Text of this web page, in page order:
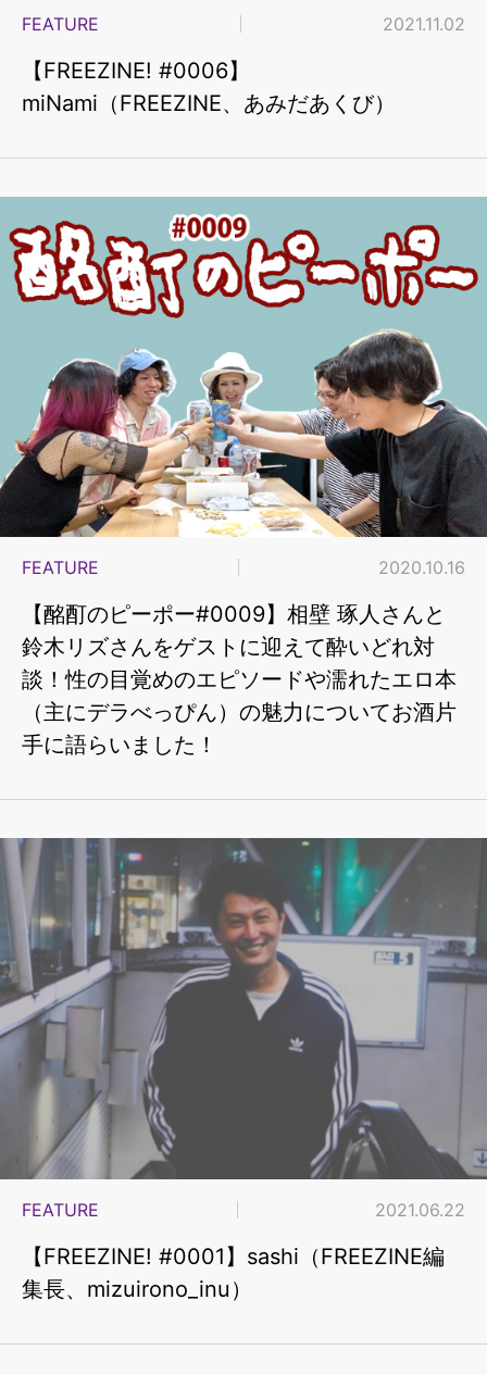
FEATURE 2021.11.02
【FREEZINE! #0006】
miNami（FREEZINE、あみだあくび）
FEATURE 2020.10.16
【酩酊のピーポー#0009】相壁 琢人さんと
鈴木リズさんをゲストに迎えて酔いどれ対
談！性の目覚めのエピソードや濡れたエロ本
（主にデラべっぴん）の魅力についてお酒片
手に語らいました！
FEATURE 2021.06.22
【FREEZINE! #0001】sashi（FREEZINE編
集長、mizuirono_inu）